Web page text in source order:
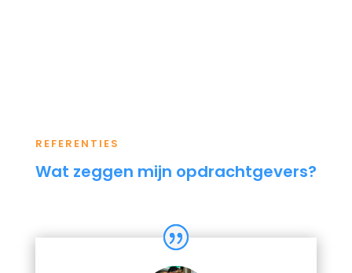
REFERENTIES
Wat zeggen mijn opdrachtgevers?